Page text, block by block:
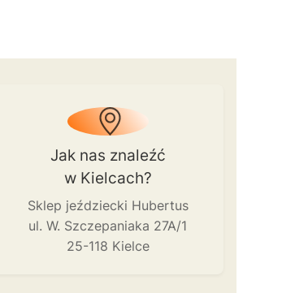
Jak nas znaleźć
w Kielcach?
Sklep jeździecki Hubertus
ul. W. Szczepaniaka 27A/1
25-118 Kielce